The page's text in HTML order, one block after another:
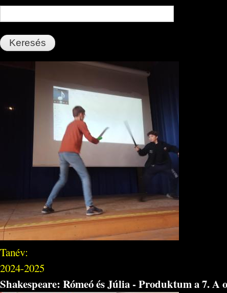
Tanév:
2024-2025
Shakespeare: Rómeó és Júlia - Produktum a 7. A